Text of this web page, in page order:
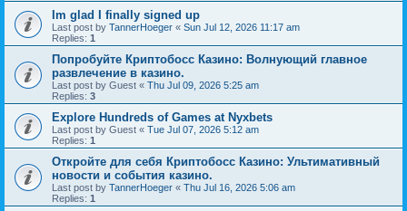
Im glad I finally signed up
Last post by TannerHoeger « Sun Jul 12, 2026 11:17 am
Replies: 1
Попробуйте Криптобосс Казино: Волнующий главное
развлечение в казино.
Last post by Guest « Thu Jul 09, 2026 5:25 am
Replies: 3
Explore Hundreds of Games at Nyxbets
Last post by Guest « Tue Jul 07, 2026 5:12 am
Replies: 1
Откройте для себя Криптобосс Казино: Ультимативный
новости и события казино.
Last post by TannerHoeger « Thu Jul 16, 2026 5:06 am
Replies: 1